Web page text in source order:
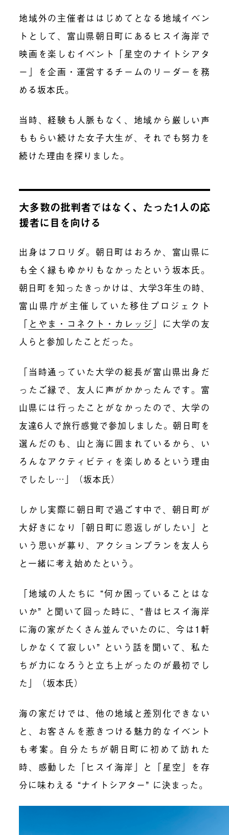
地域外の主催者ははじめてとなる地域イベン
トとして、富山県朝日町にあるヒスイ海岸で
映画を楽しむイベント「星空のナイトシアタ
ー」を企画・運営するチームのリーダーを務
める坂本氏。
当時、経験も人脈もなく、地域から厳しい声
ももらい続けた女子大生が、それでも努力を
続けた理由を探りました。
大多数の批判者ではなく、たった1人の応
援者に目を向ける
出身はフロリダ。朝日町はおろか、富山県に
も全く縁もゆかりもなかったという坂本氏。
朝日町を知ったきっかけは、大学3年生の時、
富山県庁が主催していた移住プロジェクト
「 とやま・コネクト・カレッジ 」に大学の友
人らと参加したことだった。
「当時通っていた大学の総長が富山県出身だ
ったご縁で、友人に声がかかったんです。富
山県には行ったことがなかったので、大学の
友達6人で旅行感覚で参加しました。朝日町を
選んだのも、山と海に囲まれているから、い
ろんなアクティビティを楽しめるという理由
でしたし…」（坂本氏）
しかし実際に朝日町で過ごす中で、朝日町が
大好きになり「朝日町に恩返しがしたい」と
いう思いが募り、アクションプランを友人ら
と一緒に考え始めたという。
「地域の人たちに “何か困っていることはな
いか” と聞いて回った時に、“昔はヒスイ海岸
に海の家がたくさん並んでいたのに、今は1軒
しかなくて寂しい” という話を聞いて、私た
ちが力になろうと立ち上がったのが最初でし
た」（坂本氏）
海の家だけでは、他の地域と差別化できない
と、お客さんを惹きつける魅力的なイベント
も考案。自分たちが朝日町に初めて訪れた
時、感動した「ヒスイ海岸」と「星空」を存
分に味わえる “ナイトシアター” に決まった。